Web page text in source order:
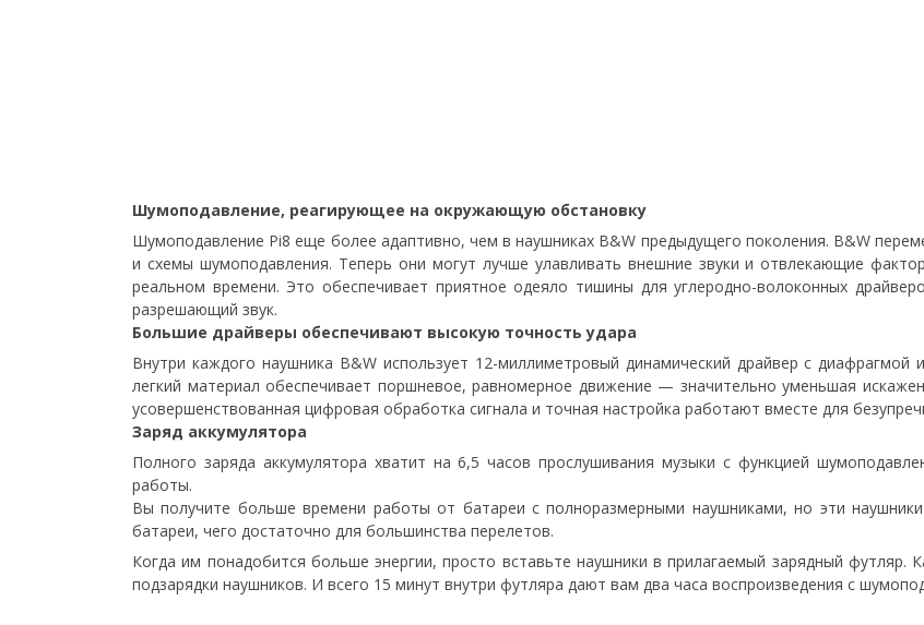
Шумоподавление, реагирующее на окружающую обстановку
Шумоподавление Pi8 еще более адаптивно, чем в наушниках B&W предыдущего поколения. B&W
и схемы шумоподавления. Теперь они могут лучше улавливать внешние звуки и отвлекающие
реальном времени. Это обеспечивает приятное одеяло тишины для углеродно-волоконных
разрешающий звук.
Большие драйверы обеспечивают высокую точность удара
Внутри каждого наушника B&W использует 12-миллиметровый динамический драйвер с диафрагмой
легкий материал обеспечивает поршневое, равномерное движение — значительно уменьшая
усовершенствованная цифровая обработка сигнала и точная настройка работают вместе для
Заряд аккумулятора
Полного заряда аккумулятора хватит на 6,5 часов прослушивания музыки с функцией
работы.
Вы получите больше времени работы от батареи с полноразмерными наушниками, но эти
батареи, чего достаточно для большинства перелетов.
Когда им понадобится больше энергии, просто вставьте наушники в прилагаемый зарядный
подзарядки наушников. И всего 15 минут внутри футляра дают вам два часа воспроизведения с